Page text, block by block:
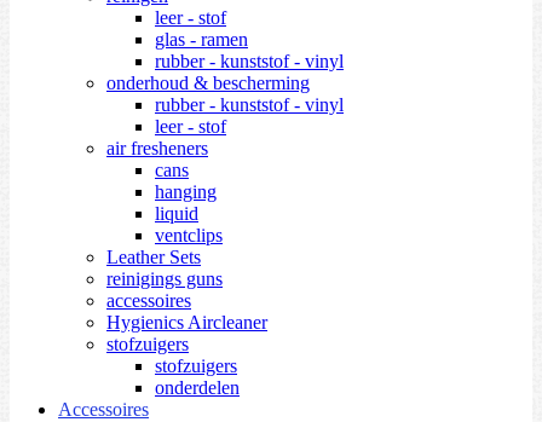
leer - stof
glas - ramen
rubber - kunststof - vinyl
onderhoud & bescherming
rubber - kunststof - vinyl
leer - stof
air fresheners
cans
hanging
liquid
ventclips
Leather Sets
reinigings guns
accessoires
Hygienics Aircleaner
stofzuigers
stofzuigers
onderdelen
Accessoires